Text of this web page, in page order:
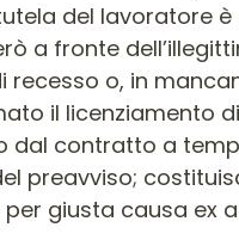
del lavoratore
a fronte
o, in
il licenziamento
dal contratto a
preavviso;
giusta causa ex